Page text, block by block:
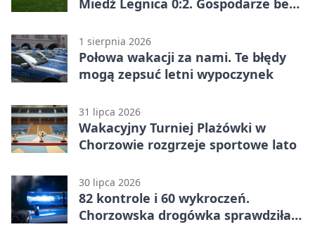
1 sierpnia 2026
Połowa wakacji za nami. Te błędy
mogą zepsuć letni wypoczynek
31 lipca 2026
Wakacyjny Turniej Plażówki w
Chorzowie rozgrzeje sportowe lato
30 lipca 2026
82 kontrole i 60 wykroczeń.
Chorzowska drogówka sprawdziła